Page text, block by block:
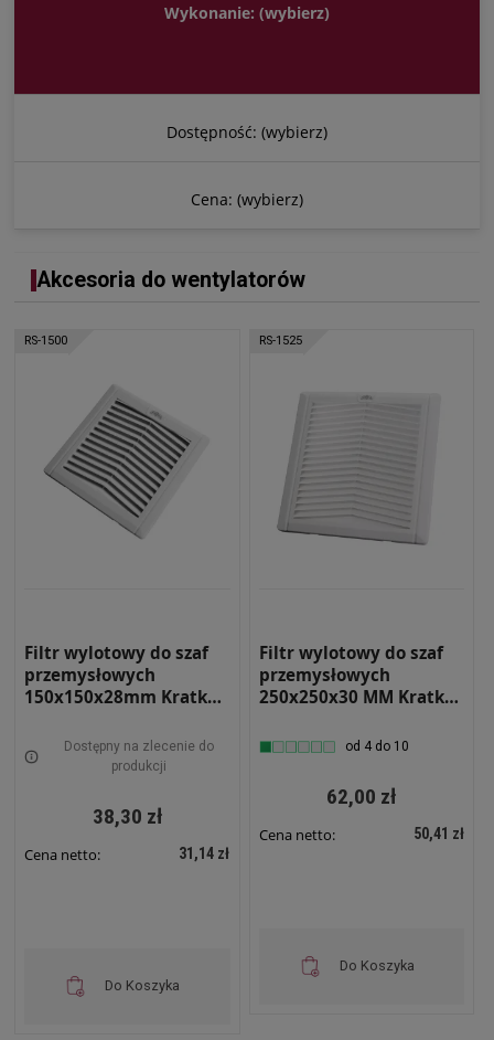
Wykonanie: (wybierz)
Dostępność: (wybierz)
Cena: (wybierz)
Akcesoria do wentylatorów
RS-1500
Filtr wylotowy do szaf
przemysłowych
150x150x28mm Kratka
Dostępny na zlecenie do
produkcji
38,30 zł
Cena netto: 31,14 zł
Do Koszyka
RS-1525
Filtr wylotowy do szaf
przemysłowych
250x250x30 MM Kratka
od 4 do 10
62,00 zł
Cena netto: 50,41 zł
Do Koszyka